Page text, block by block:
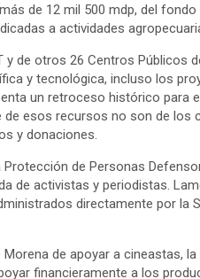
de 12 mil 500 mdp, del
a actividades
y de otros 26 Centros Públicos
y tecnológica, incluso los
un retroceso histórico para
de esos recursos no son de
y donaciones.
de Personas
de activistas y periodistas.
directamente por la
de apoyar a cineastas,
financieramente a los